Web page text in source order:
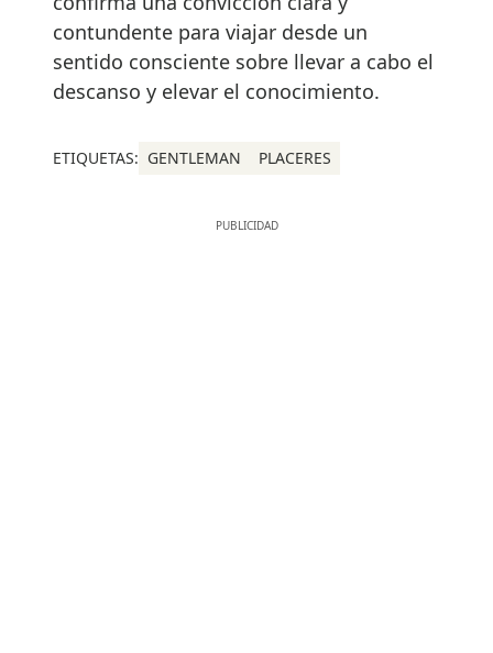
contundente para viajar desde un
sentido consciente sobre llevar a cabo el
descanso y elevar el conocimiento.
ETIQUETAS: GENTLEMAN PLACERES